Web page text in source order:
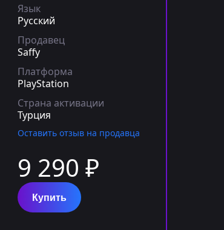
Язык
Русский
Продавец
Saffy
Платформа
PlayStation
Страна активации
Турция
Оставить отзыв на продавца
9 290 ₽
Купить